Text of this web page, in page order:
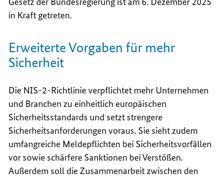
in Kraft getreten.
Erweiterte Vorgaben für mehr
Sicherheit
Die NIS-2-Richtlinie verpflichtet mehr Unternehmen
und Branchen zu einheitlich europäischen
Sicherheitsstandards und setzt strengere
Sicherheitsanforderungen voraus. Sie sieht zudem
umfangreiche Meldepflichten bei Sicherheitsvorfällen
vor sowie schärfere Sanktionen bei Verstößen.
Außerdem soll die Zusammenarbeit zwischen den